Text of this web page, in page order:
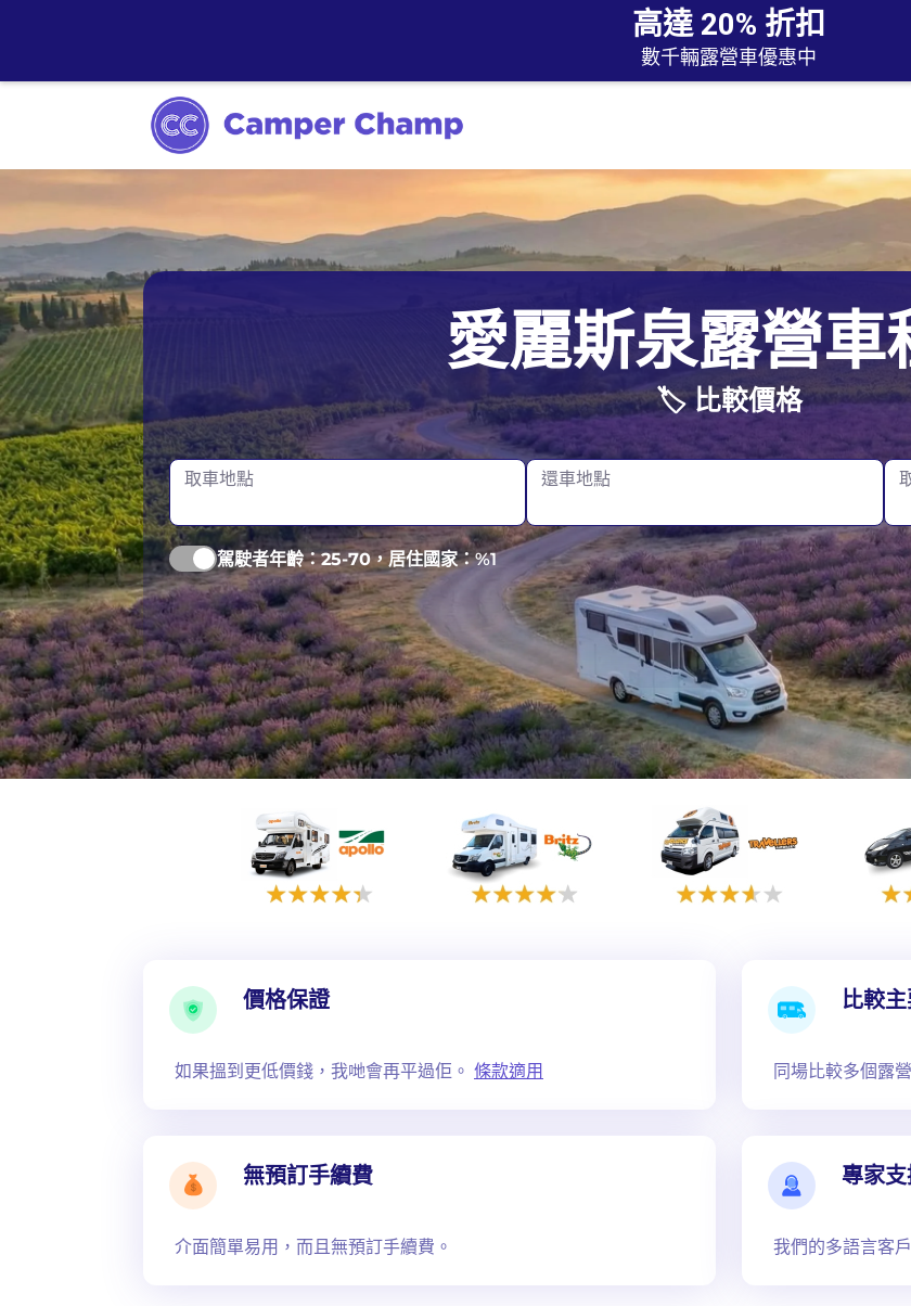
高達 20% 折扣
數千輛露營車優惠中
愛麗斯泉
布里斯本
布魯姆
黃金海岸
荷伯特
朗塞斯頓
墨爾本
悉尼
塔斯曼尼亞
基
皇
威
愛麗斯泉露營車
🏷️ 比較價格
取車地點 還車地點
駕駛者年齡：25-70，居住國家：%1
價格保證
如果搵到更低價錢，我哋會再平過佢。 條款適用
比較
同場比較多個露
無預訂手續費
介面簡單易用，而且無預訂手續費。
專家
我們的多語言客